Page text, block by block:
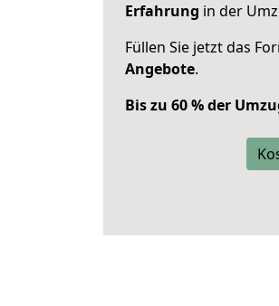
Erfahrung in der
Füllen Sie jetzt das
Angebote.
Bis zu 60 % der